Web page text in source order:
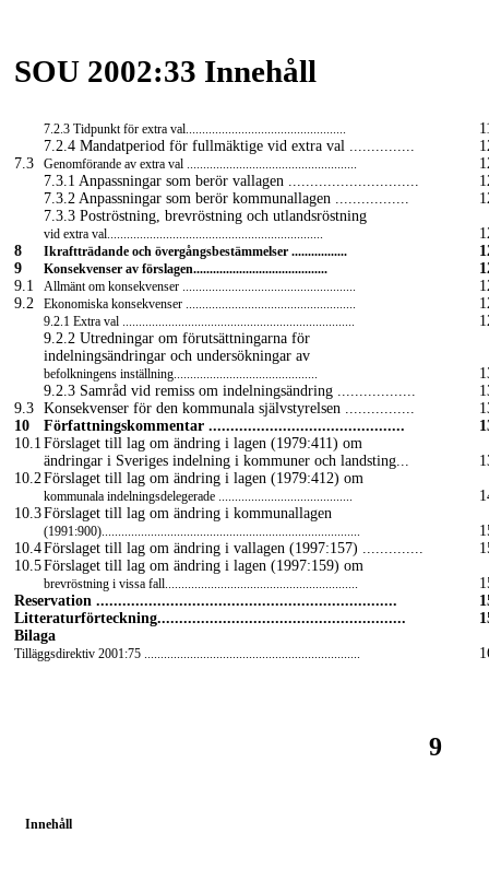
SOU 2002:33 Innehåll
7.2.3 Tidpunkt för extra val.................................................
7.2.4 Mandatperiod för fullmäktige vid extra val ...............
7.3
Genomförande av extra val ....................................................
7.3.1 Anpassningar som berör vallagen ..............................
7.3.2 Anpassningar som berör kommunallagen .................
7.3.3 Poströstning, brevröstning och utlandsröstning
vid extra val..................................................................
8
Ikraftträdande och övergångsbestämmelser .................
9
Konsekvenser av förslagen.........................................
9.1
Allmänt om konsekvenser .....................................................
9.2
Ekonomiska konsekvenser ....................................................
9.2.1 Extra val .......................................................................
9.2.2 Utredningar om förutsättningarna för
indelningsändringar och undersökningar av
befolkningens inställning............................................
9.2.3 Samråd vid remiss om indelningsändring ..................
9.3 Konsekvenser för den kommunala självstyrelsen ................
10
Författningskommentar .............................................
10.1 Förslaget till lag om ändring i lagen (1979:411) om
ändringar i Sveriges indelning i kommuner och landsting...
10.2Förslaget till lag om ändring i lagen (1979:412) om
kommunala indelningsdelegerade .........................................
10.3Förslaget till lag om ändring i kommunallagen
(1991:900)...............................................................................
10.4Förslaget till lag om ändring i vallagen (1997:157) ..............
10.5Förslaget till lag om ändring i lagen (1997:159) om
brevröstning i vissa fall...........................................................
Reservation .....................................................................
Litteraturförteckning.........................................................
Bilaga
Tilläggsdirektiv 2001:75 ..................................................................
9
Innehåll